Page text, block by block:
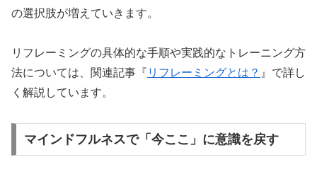
の選択肢が増えていきます。
リフレーミングの具体的な手順や実践的なトレーニング方
法については、関連記事『 リフレーミングとは？ 』で詳し
く解説しています。
マインドフルネスで「今ここ」に意識を戻す